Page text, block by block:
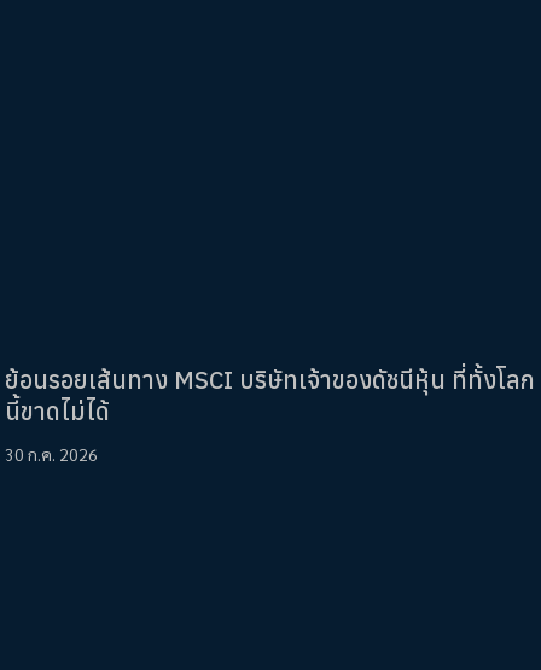
ย้อนรอยเส้นทาง MSCI บริษัทเจ้าของดัชนีหุ้น ที่ทั้งโลก
นี้ขาดไม่ได้
30 ก.ค. 2026